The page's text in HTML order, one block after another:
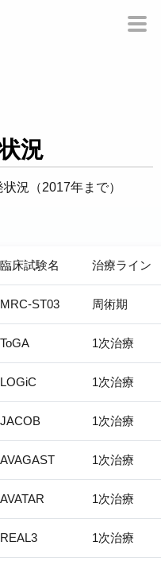
況
況（2017年まで）
臨床試験名 治療ライン
MRC-ST03 周術期
ToGA 1次治療
LOGiC 1次治療
JACOB 1次治療
AVAGAST 1次治療
AVATAR 1次治療
REAL3 1次治療